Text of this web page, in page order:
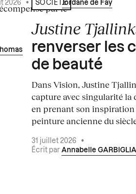
par le
2026 • Écrit par Jordane de Faÿ
SOCIÉTÉ
Justine
renverser les
de beauté
Dans Vision, Justine
capture avec singularité la
en prenant son inspiration
peinture ancienne du
31 juillet 2026
•
Écrit par Annabelle GARBIGLIA